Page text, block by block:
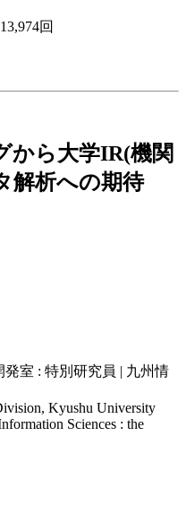
回
から大学IR(機関
解析への期待
室 : 特別研究員 | 九州情
Kyushu University
Sciences : the